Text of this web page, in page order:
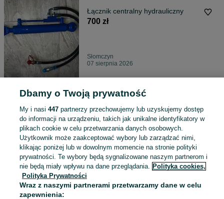
Łącznik centralny hydrauliczny
700 zł
Słomczyn
07 sierpnia 2026
Łycha 4w1 do ładowacza ładowarki
2 999 zł
Jedlińsk
07 sierpnia 2026
2 999 zł
Dbamy o Twoją prywatność
My i nasi 447partnerzy przechowujemy lub uzyskujemy dostęp
do informacji na urządzeniu, takich jak unikalne identyfikatory w
plikach cookie w celu przetwarzania danych osobowych.
Użytkownik może zaakceptować wybory lub zarządzać nimi,
klikając poniżej lub w dowolnym momencie na stronie polityki
prywatności. Te wybory będą sygnalizowane naszym partnerom i
nie będą miały wpływu na dane przeglądania. Polityka cookies,
Polityka Prywatności
Wraz z naszymi partnerami przetwarzamy dane w celu
zapewnienia: